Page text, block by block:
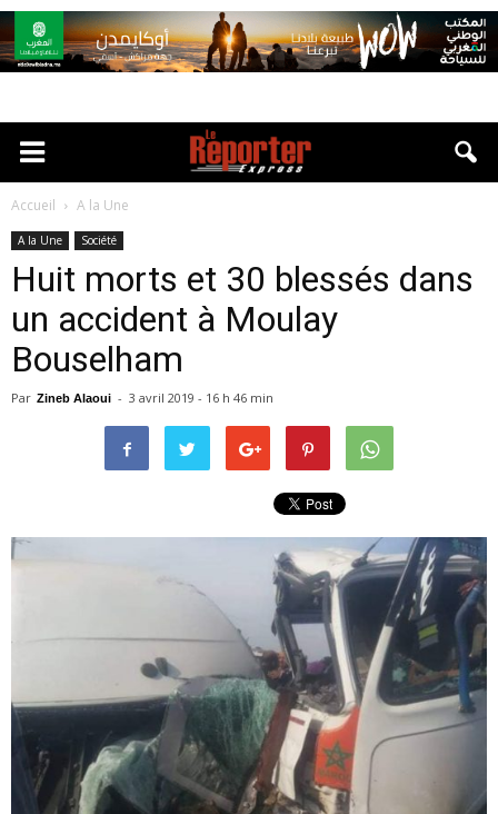
Accueil A la Une
A la Une Société
Huit morts et 30 blessés dans
un accident à Moulay
Bouselham
Par Zineb Alaoui - 3 avril 2019 - 16 h 46 min